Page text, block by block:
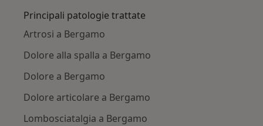
Principali patologie trattate
Artrosi a Bergamo
Dolore alla spalla a Bergamo
Dolore a Bergamo
Dolore articolare a Bergamo
Lombosciatalgia a Bergamo